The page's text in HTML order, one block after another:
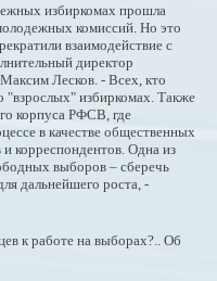
избиркомах прошла
комиссий. Но это
взаимодействие с
директор
Лесков. - Всех, кто
"взрослых" избиркомах. Также
корпуса РФСВ, где
в качестве общественных
корреспондентов. Одна из
выборов – сберечь
дальнейшего роста, -
к работе на выборах?.. Об